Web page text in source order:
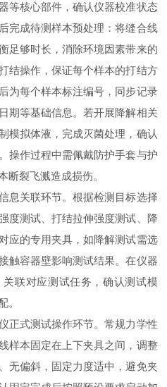
等核心部件，确认仪器校准状态
完成待测样本预处理：将缝合线
足够时长，消除环境因素带来的
结操作，保证每个样本的打结方
为每个样本标注编号，同步记录
期等基础信息。若开展降解相关
模拟体液，完成灭菌处理，确认
操作过程中需佩戴防护手套与护
断裂飞溅造成损伤。
关联环节。根据检测目标选择
度测试、打结拉伸强度测试、降
应的专用夹具，如降解测试需选
触容器壁影响测试结果。在仪器
联对应测试任务，确认测试模
。
式测试操作环节。常规力学性
样本固定在上下夹具之间，调整
无偏斜，固定力度适中，避免夹